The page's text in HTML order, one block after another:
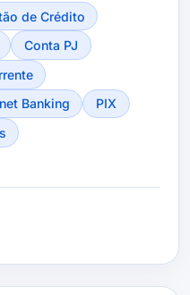
de Crédito
Conta PJ
Banking
PIX